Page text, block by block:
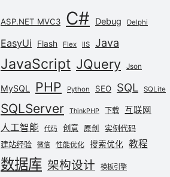
ASP.NET MVC3 C# Debug Delphi
EasyUi Flash Flex IIS Java
JavaScript JQuery Json
MySQL PHP Python SEO SQL SQLite
SQLServer ThinkPHP 下载 互联网
人工智能 代码 创意 原创
实例代码
建站经验
微信 性能优化 搜索优化 教程
数据库 架构设计 模板引擎